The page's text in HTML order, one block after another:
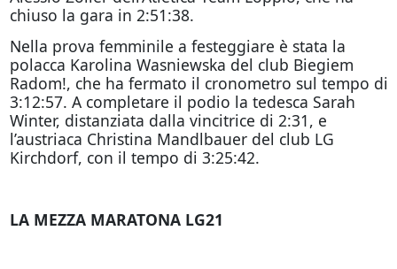
chiuso la gara in 2:51:38.
Nella prova femminile a festeggiare è stata la
polacca Karolina Wasniewska del club Biegiem
Radom!, che ha fermato il cronometro sul tempo di
3:12:57. A completare il podio la tedesca Sarah
Winter, distanziata dalla vincitrice di 2:31, e
l’austriaca Christina Mandlbauer del club LG
Kirchdorf, con il tempo di 3:25:42.
LA MEZZA MARATONA LG21